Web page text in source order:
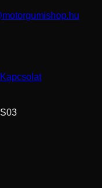
Kapcsolat